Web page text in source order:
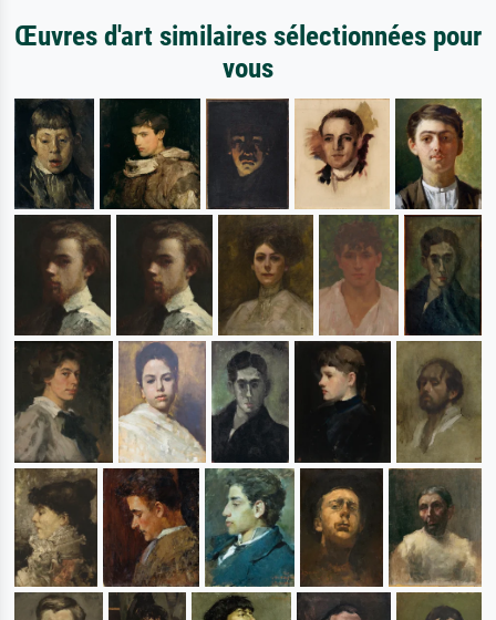
Œuvres d'art similaires sélectionnées pour
vous